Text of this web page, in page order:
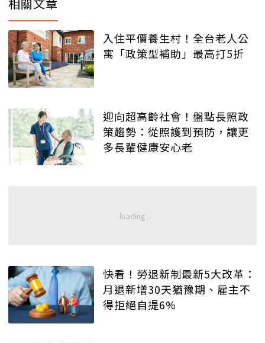
入住平價養生村！全台老人公
寓「政策型補助」最高打5折
迎向超高齡社會！盤點長照政
策趨勢：從照護到預防，讓更
多長輩健康安心老
快看！勞退新制最新5大改革：
月退新增30天猶豫期、雇主不
得拒絕自提6%